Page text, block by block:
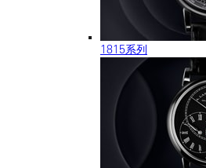
1815系列